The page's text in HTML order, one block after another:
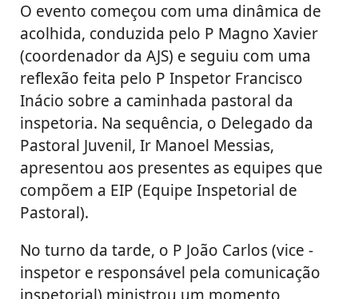
O evento começou com uma dinâmica de
acolhida, conduzida pelo P Magno Xavier
(coordenador da AJS) e seguiu com uma
reflexão feita pelo P Inspetor Francisco
Inácio sobre a caminhada pastoral da
inspetoria. Na sequência, o Delegado da
Pastoral Juvenil, Ir Manoel Messias,
apresentou aos presentes as equipes que
compõem a EIP (Equipe Inspetorial de
Pastoral).
No turno da tarde, o P João Carlos (vice -
inspetor e responsável pela comunicação